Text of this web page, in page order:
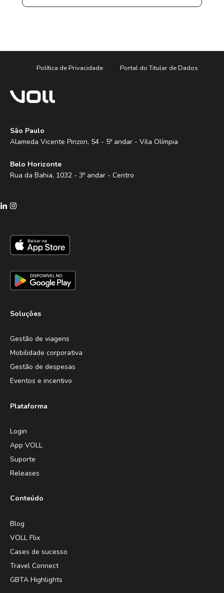
Política de Privacidade Portal do Titular de Dados
São Paulo
Alameda Vicente Pinzon, 54 - 5º andar - Vila Olímpia
Belo Horizonte
Rua da Bahia, 1032 - 3º andar - Centro
Soluções
Gestão de viagens
Mobilidade corporativa
Gestão de despesas
Eventos e incentivo
Plataforma
Login
App VOLL
Suporte
Releases
Conteúdo
Blog
VOLL Flix
Cases de sucesso
Travel Connect
GBTA Highlights